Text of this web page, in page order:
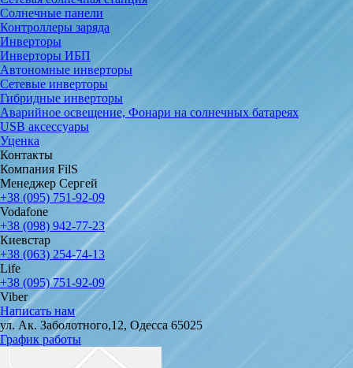
Солнечные панели
Контроллеры заряда
Инверторы
Инверторы ИБП
Автономные инверторы
Сетевые инверторы
Гибридные инверторы
Аварийное освещение, Фонари на солнечных батареях
USB аксессуары
Уценка
Контакты
Компания FilS
Менеджер Сергей
+38 (095) 751-92-09
Vodafone
+38 (098) 942-77-23
Киевстар
+38 (063) 254-74-13
Life
+38 (095) 751-92-09
Viber
Написать нам
ул. Ак. Заболотного,12, Одесса 65025
График работы